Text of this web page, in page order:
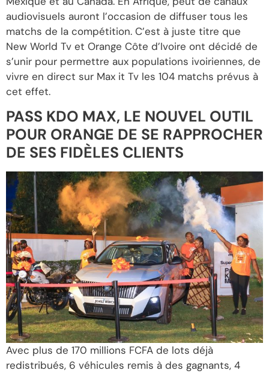
audiovisuels auront l’occasion de diffuser tous les
matchs de la compétition. C’est à juste titre que
New World Tv et Orange Côte d’Ivoire ont décidé de
s’unir pour permettre aux populations ivoiriennes, de
vivre en direct sur Max it Tv les 104 matchs prévus à
cet effet.
PASS KDO MAX, LE NOUVEL OUTIL
POUR ORANGE DE SE RAPPROCHER
DE SES FIDÈLES CLIENTS
Avec plus de 170 millions FCFA de lots déjà
redistribués, 6 véhicules remis à des gagnants, 4